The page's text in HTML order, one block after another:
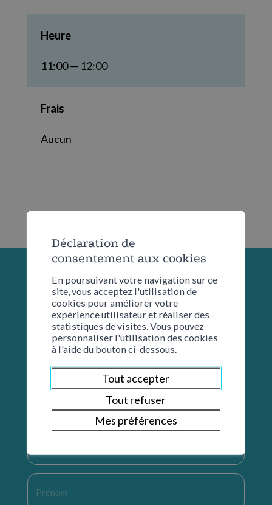
Heure
11:00 — 12:00
Frais
Aucun
Restons en contact
*
Prénom
Déclaration de
consentement aux cookies
En poursuivant votre navigation sur ce
site, vous acceptez l'utilisation de
cookies pour améliorer votre
expérience utilisateur et réaliser des
statistiques de visites. Vous pouvez
personnaliser l'utilisation des cookies
à l'aide du bouton ci-dessous.
Tout accepter
Tout refuser
Mes préférences